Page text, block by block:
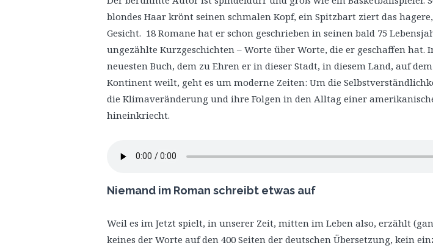
blondes Haar krönt seinen schmalen Kopf, ein Spitzbart ziert das
Gesicht. 18 Romane hat er schon geschrieben in seinen bald 75
ungezählte Kurzgeschichten – Worte über Worte, die er geschaffen hat.
neuesten Buch, dem zu Ehren er in dieser Stadt, in diesem Land, auf
Kontinent weilt, geht es um moderne Zeiten: Um die
die Klimaveränderung und ihre Folgen in den Alltag einer
hineinkriecht.
Niemand im Roman schreibt etwas auf
Weil es im Jetzt spielt, in unserer Zeit, mitten im Leben also, erzählt
keines der Worte auf den 400 Seiten der deutschen Übersetzung, kein